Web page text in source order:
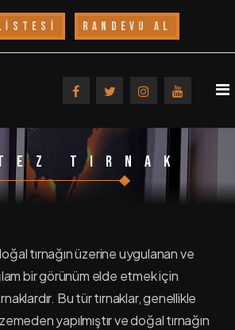
RANDEVU AL
ANASAYFA
KURUMSAL
GALERİ
BASINDA BİZ
Tırnak
tırnağın üzerine uygulanan ve
bir görünüm elde etmek için
Bu tür tırnaklar, genellikle
yapılmıştır ve doğal tırnağın